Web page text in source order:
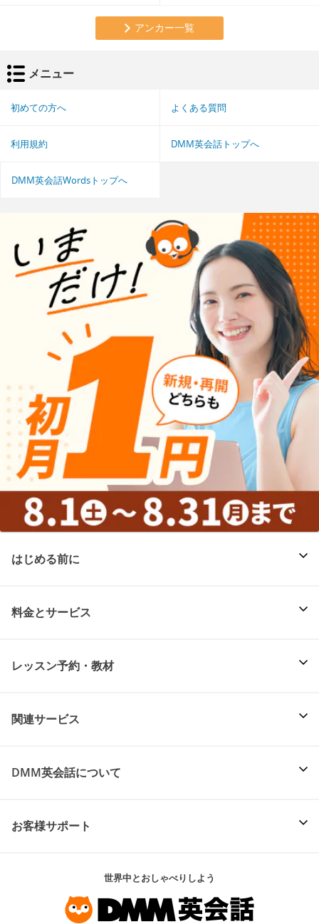
アンカー一覧
メニュー
初めての方へ よくある質問
利用規約 DMM英会話トップへ
DMM英会話Wordsトップへ
はじめる前に
料金とサービス
レッスン予約・教材
関連サービス
DMM英会話について
お客様サポート
世界中とおしゃべりしよう